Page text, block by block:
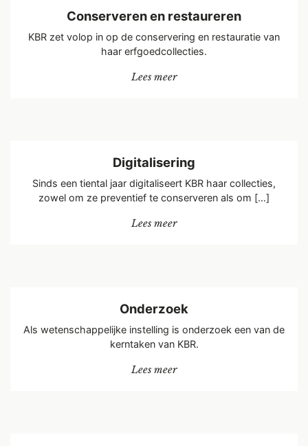
Conserveren en restaureren
KBR zet volop in op de conservering en restauratie van
haar erfgoedcollecties.
Lees meer“Conserveren en
Digitalisering
Sinds een tiental jaar digitaliseert KBR haar collecties,
zowel om ze preventief te conserveren als om […]
Lees meer“Digitalisering”
Onderzoek
Als wetenschappelijke instelling is onderzoek een van de
kerntaken van KBR.
Lees meer“Onderzoek”